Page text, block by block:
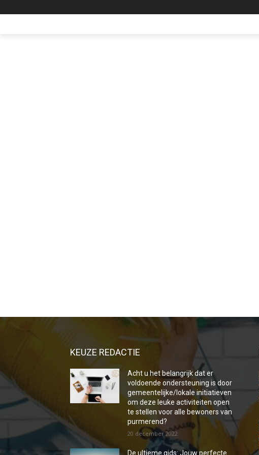
KEUZE REDACTIE
Acht u het belangrijk dat er
voldoende ondersteuning is door
gemeentelijke/lokale initiatieven
om deze leuke activiteiten open
te stellen voor alle bewoners van
purmerend?
20 december 2022
De ultieme gids: Jouw perfecte